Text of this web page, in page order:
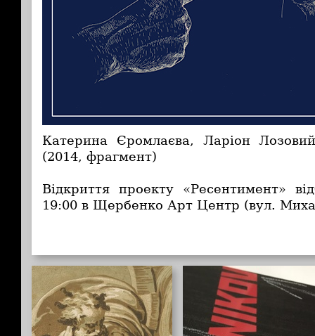
Катерина Єромлаєва, Ларіон
(2014, фрагмент)
Відкриття проекту «Ресентимент»
19:00 в Щербенко Арт Центр (вул.